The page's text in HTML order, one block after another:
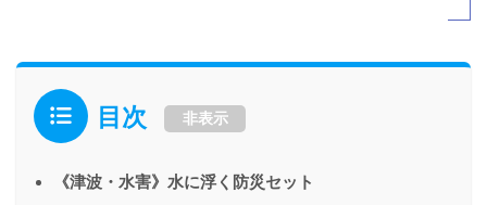
目次 非表示
《津波・水害》水に浮く防災セット